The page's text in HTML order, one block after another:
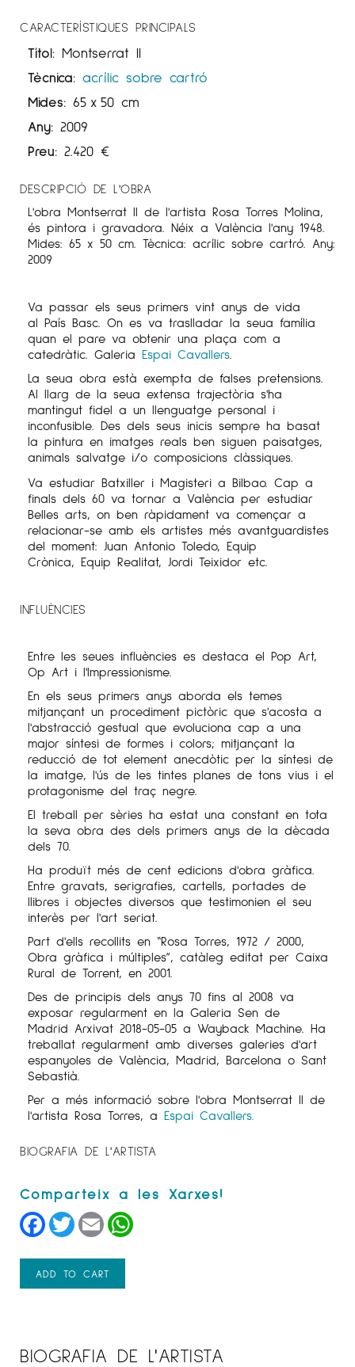
CARACTERÍSTIQUES PRINCIPALS
Títol: Montserrat II
Tècnica: acrílic sobre cartró
Mides: 65 x 50 cm
Any: 2009
Preu: 2.420 €
DESCRIPCIÓ DE L'OBRA
L'obra Montserrat II de l'artista Rosa Torres Molina,
és pintora i gravadora. Néix a València l'any 1948.
Mides: 65 x 50 cm. Tècnica: acrílic sobre cartró. Any:
2009
Va passar els seus primers vint anys de vida
al País Basc. On es va traslladar la seua família
quan el pare va obtenir una plaça com a
catedràtic. Galeria Espai Cavallers.
La seua obra està exempta de falses pretensions.
Al llarg de la seua extensa trajectòria s'ha
mantingut fidel a un llenguatge personal i
inconfusible. Des dels seus inicis sempre ha basat
la pintura en imatges reals ben siguen paisatges,
animals salvatge i/o composicions clàssiques.
Va estudiar Batxiller i Magisteri a Bilbao. Cap a
finals dels 60 va tornar a València per estudiar
Belles arts, on ben ràpidament va començar a
relacionar-se amb els artistes més avantguardistes
del moment: Juan Antonio Toledo, Equip
Crònica, Equip Realitat, Jordi Teixidor etc.
INFLUÈNCIES
Entre les seues influències es destaca el Pop Art,
Op Art i l'Impressionisme.
En els seus primers anys aborda els temes
mitjançant un procediment pictòric que s'acosta a
l'abstracció gestual que evoluciona cap a una
major síntesi de formes i colors; mitjançant la
reducció de tot element anecdòtic per la síntesi de
la imatge, l'ús de les tintes planes de tons vius i el
protagonisme del traç negre.
El treball per sèries ha estat una constant en tota
la seva obra des dels primers anys de la dècada
dels 70.
Ha produït més de cent edicions d'obra gràfica.
Entre gravats, serigrafies, cartells, portades de
llibres i objectes diversos que testimonien el seu
interès per l'art seriat.
Part d'ells recollits en “Rosa Torres, 1972 / 2000,
Obra gràfica i múltiples”, catàleg editat per Caixa
Rural de Torrent, en 2001.
Des de principis dels anys 70 fins al 2008 va
exposar regularment en la Galeria Sen de
Madrid Arxivat 2018-05-05 a Wayback Machine. Ha
treballat regularment amb diverses galeries d'art
espanyoles de València, Madrid, Barcelona o Sant
Sebastià.
Per a més informació sobre l'obra Montserrat II de
l'artista Rosa Torres, a Espai Cavallers.
BIOGRAFIA DE L'ARTISTA
Facebook
TwitterEmail
ADD TO CART
BIOGRAFIA DE L'ARTISTA